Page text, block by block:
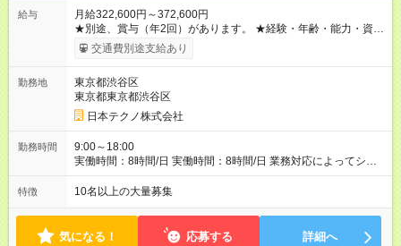
給与
月給322,600円～372,600円
★別途、賞与（年2回）があります。 ★経験・年齢・能力・資格
などを考慮して、加給優遇します。 ※3ヶ月間の試用期間があり
ます。期間中の雇用形態・給与・待遇に差異はありません。
給与は本採用時と同じです。
交通費別途支給あり
勤務地
東京都渋谷区
東京都東京都渋谷区
日本テクノ株式会社
勤務時間
9:00～18:00
実働時間：8時間/日 実働時間：8時間/日 業務対応によってシフ
ト勤務もあります
特徴 10名以上の大量募集
気になる！ 応募する 詳細へ